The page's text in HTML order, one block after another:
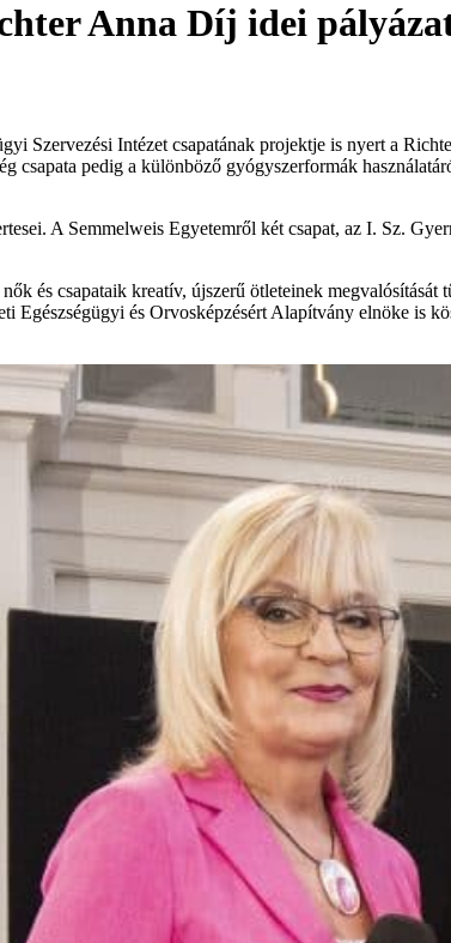
Anna Díj idei
Szervezési Intézet csapatának projektje is nyert a
csapata pedig a különböző gyógyszerformák
A Semmelweis Egyetemről két csapat, az I. Sz.
és csapataik kreatív, újszerű ötleteinek
Egészségügyi és Orvosképzésért Alapítvány elnöke is